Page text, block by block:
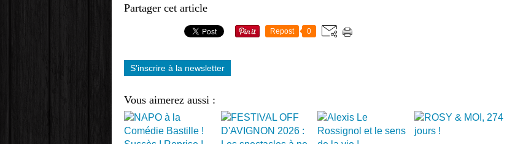
Partager cet article
Repost 0
S'inscrire à la newsletter
Vous aimerez aussi :